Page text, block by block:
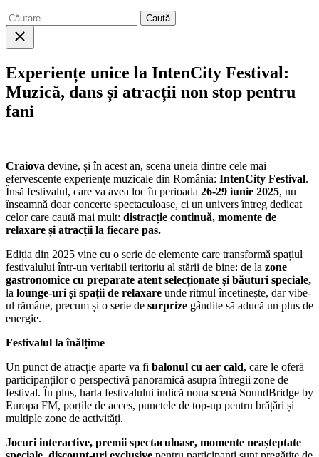
Caută
după:
Close
search
Experiențe unice la IntenCity Festival:
Muzică, dans și atracții non stop pentru
fani
Craiova devine, și în acest an, scena uneia dintre cele mai
efervescente experiențe muzicale din România: IntenCity Festival.
Însă festivalul, care va avea loc în perioada 26-29 iunie 2025, nu
înseamnă doar concerte spectaculoase, ci un univers întreg dedicat
celor care caută mai mult: distracție continuă, momente de
relaxare și atracții la fiecare pas.
Ediția din 2025 vine cu o serie de elemente care transformă spațiul
festivalului într-un veritabil teritoriu al stării de bine: de la zone
gastronomice cu preparate atent selecționate și băuturi speciale,
la lounge-uri și spații de relaxare unde ritmul încetinește, dar vibe-
ul rămâne, precum și o serie de surprize gândite să aducă un plus de
energie.
Festivalul la înălțime
Un punct de atracție aparte va fi balonul cu aer cald, care le oferă
participanților o perspectivă panoramică asupra întregii zone de
festival. În plus, harta festivalului indică noua scenă SoundBridge by
Europa FM, porțile de acces, punctele de top-up pentru brățări și
multiple zone de activități.
Jocuri interactive, premii spectaculoase, momente neașteptate